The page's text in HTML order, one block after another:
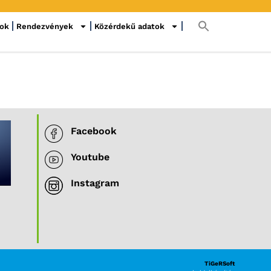
Rendezvények Közérdekű adatok
Facebook
Youtube
Instagram
TiGeRSoft